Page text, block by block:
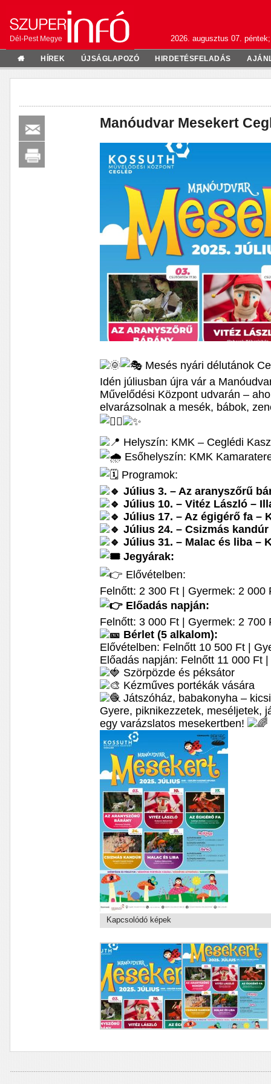
Dél-Pest Megye 2026. augusztus 07.
HÍREK ÚJSÁGLAPOZÓ HIRDETÉSFELADÁS
Manóudvar Mesekert
Mesés nyári délutánok
Idén júliusban újra vár a
Művelődési Központ udvarán –
elvarázsolnak a mesék, bábok,
Helyszín: KMK – Ceglédi
Esőhelyszín: KMK
Programok:
Július 3. – Az aranyszőrű
Július 10. – Vitéz László –
Július 17. – Az égigérő fa –
Július 24. – Csizmás
Július 31. – Malac és liba –
Jegyárak:
Elővételben:
Felnőtt: 2 300 Ft | Gyermek: 2 000
Előadás napján:
Felnőtt: 3 000 Ft | Gyermek: 2 700
Bérlet (5 alkalom):
Elővételben: Felnőtt 10 500 Ft |
Előadás napján: Felnőtt 11 000 Ft
Szörpözde és péksátor
Kézműves portékák vására
Játszóház, babakonyha –
Gyere, piknikezzetek, meséljetek,
egy varázslatos mesekertben!
Kapcsolódó képek